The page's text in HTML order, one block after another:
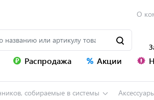
О
Распродажа Акции
собираемые в системы